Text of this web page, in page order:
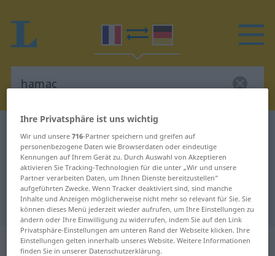
Französisch-Deutsch Übersetzung
für "hamac"
"hamac" Deutsch Übersetzung
„hamac“: masculin
Ihre Privatsphäre ist uns wichtig
Wir und unsere716-Partner speichern und greifen auf
personenbezogene Daten wie Browserdaten oder eindeutige
Kennungen auf Ihrem Gerät zu. Durch Auswahl von Akzeptieren
aktivieren Sie Tracking-Technologien für die unter „Wir und unsere
Partner verarbeiten Daten, um Ihnen Dienste bereitzustellen“
aufgeführten Zwecke. Wenn Tracker deaktiviert sind, sind manche
Inhalte und Anzeigen möglicherweise nicht mehr so relevant für Sie. Sie
können dieses Menü jederzeit wieder aufrufen, um Ihre Einstellungen zu
ändern oder Ihre Einwilligung zu widerrufen, indem Sie auf den Link
Privatsphäre-Einstellungen am unteren Rand der Webseite klicken. Ihre
Einstellungen gelten innerhalb unseres Website. Weitere Informationen
finden Sie in unserer Datenschutzerklärung.